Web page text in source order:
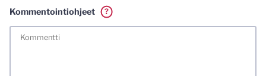
Kommentointiohjeet
?
meiliosoitteen. Minua ja mielipiteitäni saa ilman muuta